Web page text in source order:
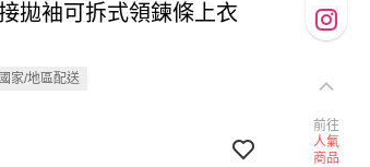
拋袖可拆式領鍊條上衣
國家/地區配送
前往
人氣
商品